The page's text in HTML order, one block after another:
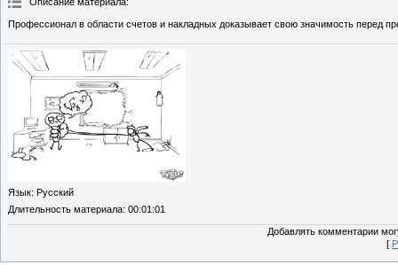
Профессионал в области счетов и накладных доказывает свою значимость перед
Язык: Русский
Длительность материала: 00:01:01
Добавлять комментарии
[